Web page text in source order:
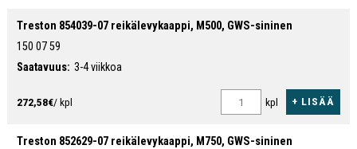
Treston 854039-07 reikälevykaappi, M500, GWS-sininen
150 07 59
Saatavuus: 3-4 viikkoa
272,58€/ kpl kpl + LISÄÄ
Treston 852629-07 reikälevykaappi, M750, GWS-sininen